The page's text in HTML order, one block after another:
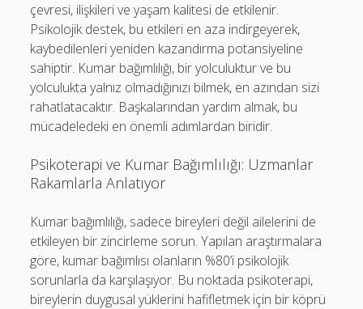
çevresi, ilişkileri ve yaşam kalitesi de etkilenir.
Psikolojik destek, bu etkileri en aza indirgeyerek,
kaybedilenleri yeniden kazandırma potansiyeline
sahiptir. Kumar bağımlılığı, bir yolculuktur ve bu
yolculukta yalnız olmadığınızı bilmek, en azından sizi
rahatlatacaktır. Başkalarından yardım almak, bu
mücadeledeki en önemli adımlardan biridir.
Psikoterapi ve Kumar Bağımlılığı: Uzmanlar
Rakamlarla Anlatıyor
Kumar bağımlılığı, sadece bireyleri değil ailelerini de
etkileyen bir zincirleme sorun. Yapılan araştırmalara
göre, kumar bağımlısı olanların %80’i psikolojik
sorunlarla da karşılaşıyor. Bu noktada psikoterapi,
bireylerin duygusal yüklerini hafifletmek için bir köprü